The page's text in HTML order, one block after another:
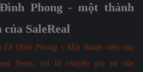
Phong - một thành
của SaleReal
Lê Đình Phong - Một thành viên của
Team, tôi là chuyên gia tư vấn